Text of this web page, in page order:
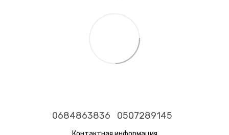
0684863836 0507289145